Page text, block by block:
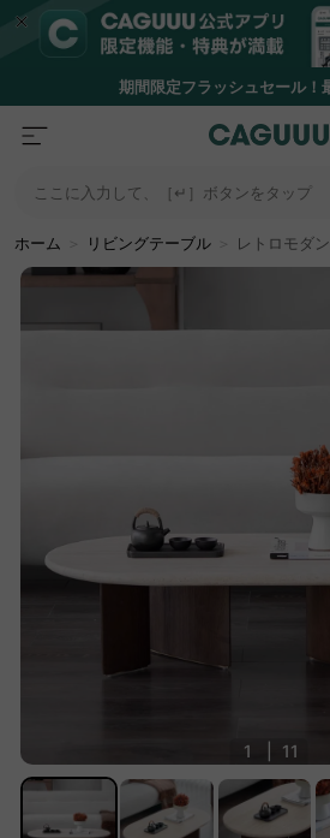
期間限定フラッシュセール！
ここに入力して、［↵］ボタンをタップ
ホーム リビングテーブル レトロモダ
1 11